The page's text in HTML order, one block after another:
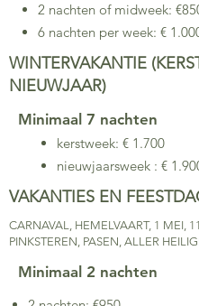
2 nachten of midweek:
6 nachten per week: €
WINTERVAKANTIE
NIEUWJAAR)
Minimaal 7 nachten
kerstweek: € 1.700
nieuwjaarsweek : €
VAKANTIES EN
CARNAVAL, HEMELVAART, 1 MEI,
PINKSTEREN, PASEN, ALLER
Minimaal 2 nachten